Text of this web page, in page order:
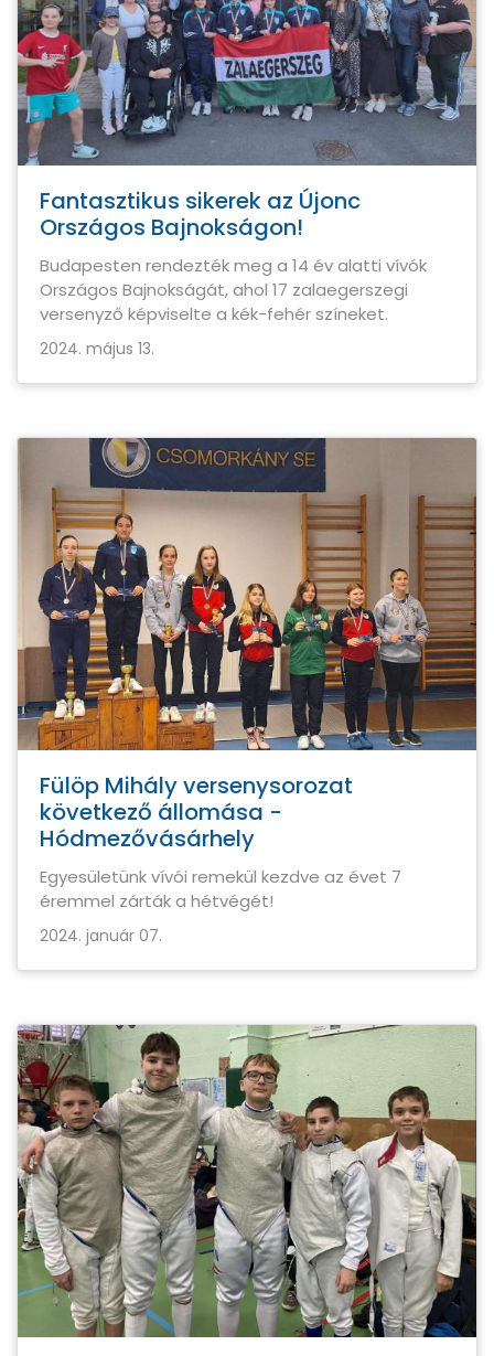
Fantasztikus sikerek az Újonc
Országos Bajnokságon!
Budapesten rendezték meg a 14 év alatti vívók
Országos Bajnokságát, ahol 17 zalaegerszegi
versenyző képviselte a kék-fehér színeket.
2024. május 13.
Fülöp Mihály versenysorozat
következő állomása -
Hódmezővásárhely
Egyesületünk vívói remekül kezdve az évet 7
éremmel zárták a hétvégét!
2024. január 07.